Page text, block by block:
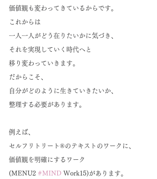
価値観も変わってきているからです。
これからは
一人一人がどう在りたいかに気づき、
それを実現していく時代へと
移り変わっていきます。
だからこそ、
自分がどのように生きていきたいか、
整理する必要があります。
例えば、
セルフリトリート®のテキストのワークに、
価値観を明確にするワーク
(MENU2 #MIND Work15)があります。